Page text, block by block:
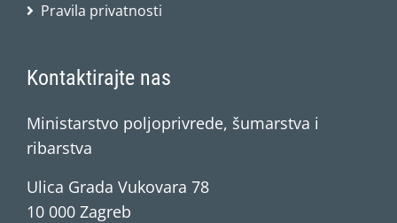
Pravila privatnosti
Kontaktirajte nas
Ministarstvo poljoprivrede, šumarstva i
ribarstva
Ulica Grada Vukovara 78
10 000 Zagreb